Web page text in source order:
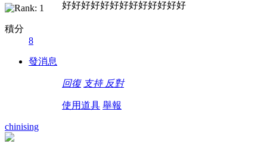
積分
8
發消息
好好好好好好好好好好好好好
回復 支持 反對
使用道具 舉報
chinising